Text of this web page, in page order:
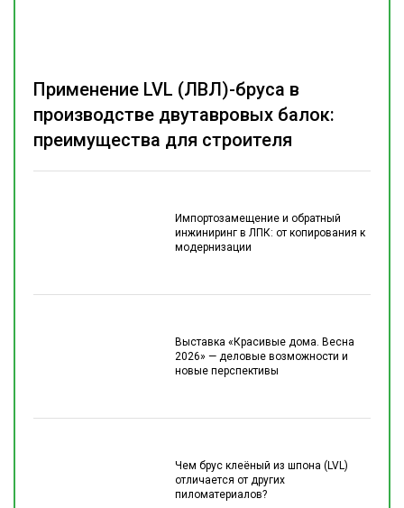
Импортозамещение и обратный
инжиниринг в ЛПК: от копирования к
модернизации
Выставка «Красивые дома. Весна
2026» — деловые возможности и
новые перспективы
Чем брус клеёный из шпона (LVL)
отличается от других
пиломатериалов?
Применение LVL (ЛВЛ)-бруса в
производстве двутавровых балок:
преимущества для строителя